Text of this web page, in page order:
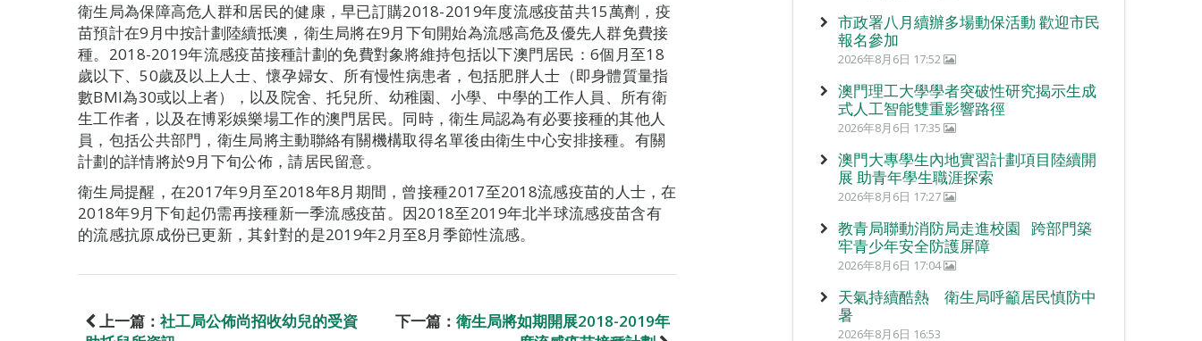
衛生局為保障高危人群和居民的健康，早已訂購2018-2019年度流感疫苗共15萬劑，疫
苗預計在9月中按計劃陸續抵澳，衛生局將在9月下旬開始為流感高危及優先人群免費接
種。2018-2019年流感疫苗接種計劃的免費對象將維持包括以下澳門居民：6個月至18
歲以下、50歲及以上人士、懷孕婦女、所有慢性病患者，包括肥胖人士（即身體質量指
數BMI為30或以上者），以及院舍、托兒所、幼稚園、小學、中學的工作人員、所有衛
生工作者，以及在博彩娛樂場工作的澳門居民。同時，衛生局認為有必要接種的其他人
員，包括公共部門，衛生局將主動聯絡有關機構取得名單後由衛生中心安排接種。有關
計劃的詳情將於9月下旬公佈，請居民留意。
衛生局提醒，在2017年9月至2018年8月期間，曾接種2017至2018流感疫苗的人士，在
2018年9月下旬起仍需再接種新一季流感疫苗。因2018至2019年北半球流感疫苗含有
的流感抗原成份已更新，其針對的是2019年2月至8月季節性流感。
上一篇： 社工局公佈尚招收幼兒的受資
下一篇： 衛生局將如期開展2018-2019年
市政署八月續辦多場動保活動 歡迎市民
報名參加
2026年8月6日 17:52
澳門理工大學學者突破性研究揭示生成
式人工智能雙重影響路徑
2026年8月6日 17:35
澳門大專學生內地實習計劃項目陸續開
展 助青年學生職涯探索
2026年8月6日 17:27
教青局聯動消防局走進校園 跨部門築
牢青少年安全防護屏障
2026年8月6日 17:04
天氣持續酷熱 衛生局呼籲居民慎防中
暑
2026年8月6日 16:53